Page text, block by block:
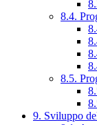
8.4.
8.5.
9. Sviluppo